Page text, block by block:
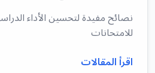
نصائح مفيدة لتحسين الأداء
للامتحانات
اقرأ المقالات